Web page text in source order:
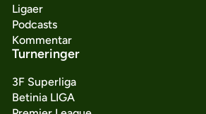
Ligaer
Podcasts
Kommentar
Turneringer
3F Superliga
Betinia LIGA